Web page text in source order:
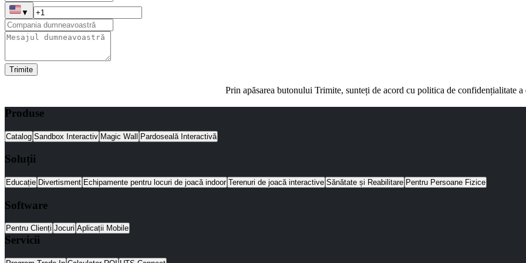
▼
Trimite
Prin apăsarea butonului Trimite, sunteți de acord cu politica de confidențialitate a
Produse
Catalog Sandbox Interactiv Magic Wall Pardoseală Interactivă
Soluții
Educație Divertisment Echipamente pentru locuri de joacă indoor Terenuri de joacă interactive Sănătate și Reabilitare Pentru Persoane Fizice
Software
Pentru Clienți Jocuri Aplicații Mobile
Servicii